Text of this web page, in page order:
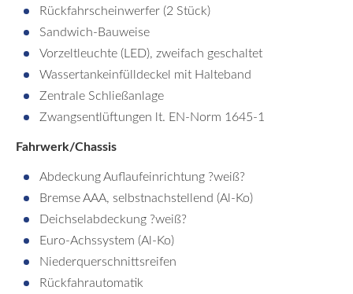
Rückfahrscheinwerfer (2 Stück)
Sandwich-Bauweise
Vorzeltleuchte (LED), zweifach geschaltet
Wassertankeinfülldeckel mit Halteband
Zentrale Schließanlage
Zwangsentlüftungen lt. EN-Norm 1645-1
Fahrwerk/Chassis
Abdeckung Auflaufeinrichtung ?weiß?
Bremse AAA, selbstnachstellend (Al-Ko)
Deichselabdeckung ?weiß?
Euro-Achssystem (Al-Ko)
Niederquerschnittsreifen
Rückfahrautomatik